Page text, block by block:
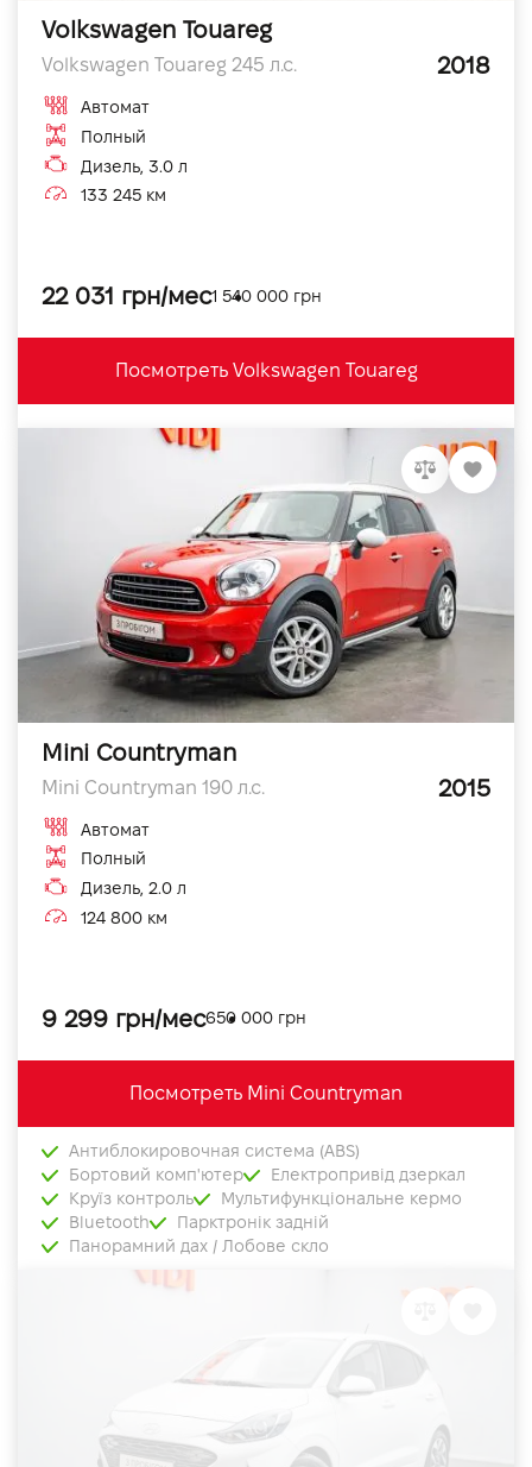
Volkswagen Touareg
Volkswagen Touareg 245 л.с. 2018
Автомат
Полный
Дизель, 3.0 л
133 245 км
22 031 грн/мес1 540 000 грн
Посмотреть Volkswagen Touareg
Mini Countryman
Mini Countryman 190 л.с. 2015
Автомат
Полный
Дизель, 2.0 л
124 800 км
9 299 грн/мес650 000 грн
Посмотреть Mini Countryman
Антиблокировочная система (ABS)
Бортовий комп'ютер
Електропривід дзеркал
Круїз контроль
Мультифункціональне кермо
Bluetooth
Парктронік задній
Панорамний дах / Лобове скло